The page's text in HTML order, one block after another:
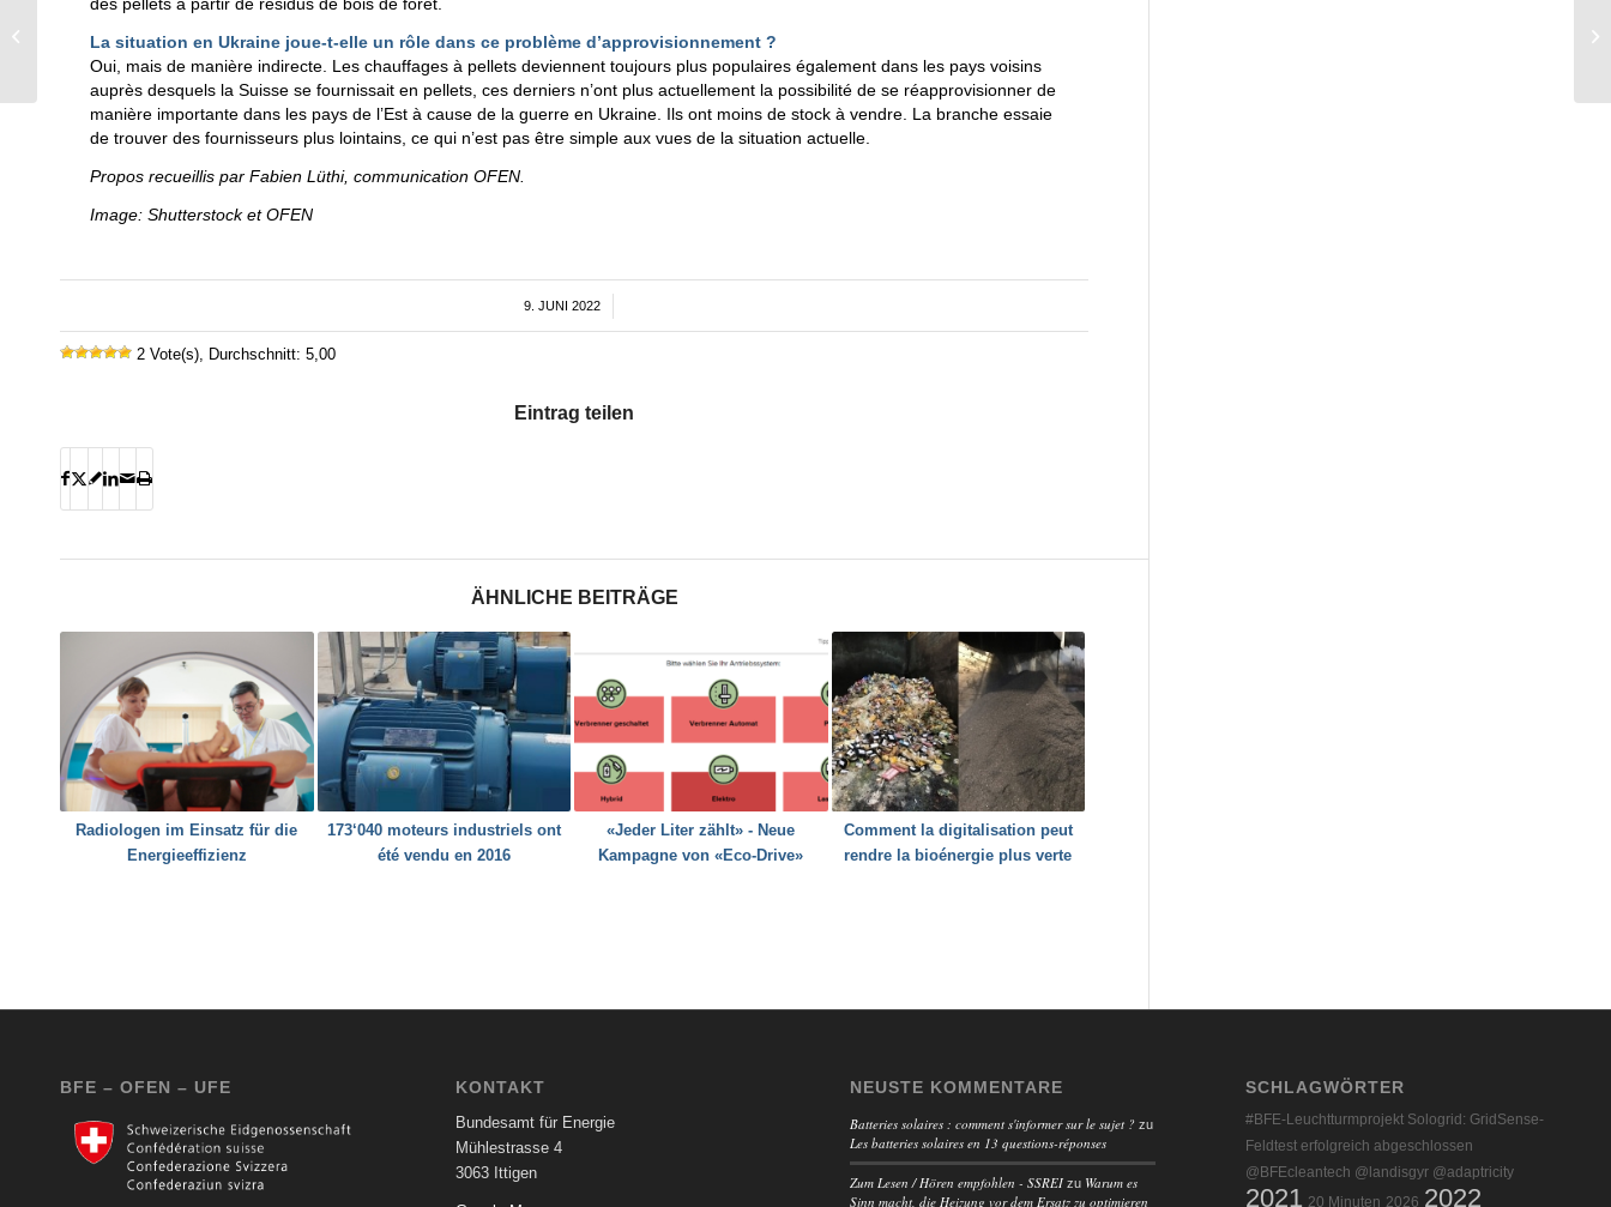
La situation en Ukraine joue-t-elle un rôle dans ce problème d’approvisionnement ?
Oui, mais de manière indirecte. Les chauffages à pellets deviennent toujours plus populaires également dans les pays voisins
auprès desquels la Suisse se fournissait en pellets, ces derniers n’ont plus actuellement la possibilité de se réapprovisionner de
manière importante dans les pays de l’Est à cause de la guerre en Ukraine. Ils ont moins de stock à vendre. La branche essaie
de trouver des fournisseurs plus lointains, ce qui n’est pas être simple aux vues de la situation actuelle.
Propos recueillis par Fabien Lüthi, communication OFEN.
Image: Shutterstock et OFEN
9. JUNI 2022
/
2 Vote(s), Durchschnitt: 5,00
Eintrag teilen
ÄHNLICHE BEITRÄGE
Radiologen im Einsatz für die
Energieeffizienz
173‘040 moteurs industriels ont
été vendu en 2016
«Jeder Liter zählt» - Neue
Kampagne von «Eco-Drive»
Comment la digitalisation peut
rendre la bioénergie plus verte
BFE – OFEN – UFE KONTAKT
Bundesamt für Energie
Mühlestrasse 4
3063 Ittigen
NEUSTE KOMMENTARE
Batteries solaires : comment s'informer sur le sujet ? zu
Les batteries solaires en 13 questions-réponses
Zum Lesen / Hören empfohlen - SSREI zu Warum es
Sinn macht, die Heizung vor dem Ersatz zu optimieren
SCHLAGWÖRTER
#BFE-Leuchtturmprojekt Sologrid: GridSense-
Feldtest erfolgreich abgeschlossen
@BFEcleantech @landisgyr @adaptricity
2021 20 Minuten 2026 2022
10 Jahre Energieland
Liechtenstein: Was ist
daraus geworden?